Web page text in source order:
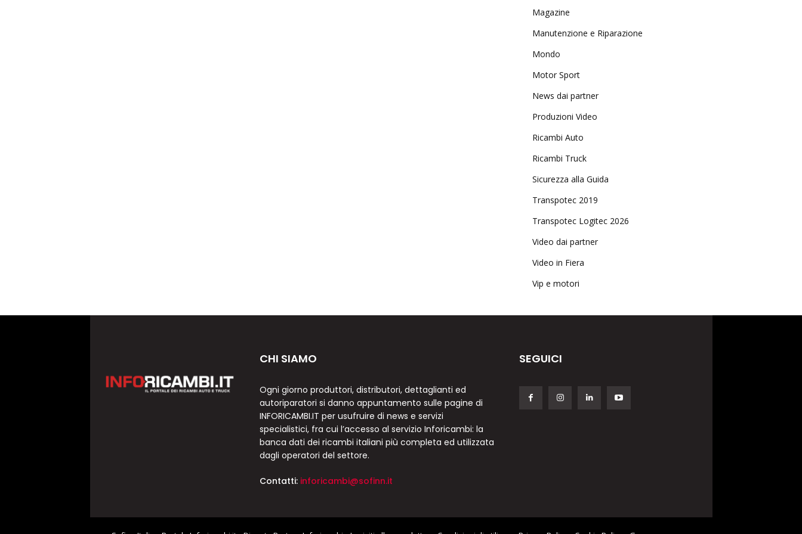
Magazine
Manutenzione e Riparazione
Mondo
Motor Sport
News dai partner
Produzioni Video
Ricambi Auto
Ricambi Truck
Sicurezza alla Guida
Transpotec 2019
Transpotec Logitec 2026
Video dai partner
Video in Fiera
Vip e motori
CHI SIAMO
Ogni giorno produttori, distributori, dettaglianti ed
autoriparatori si danno appuntamento sulle pagine di
INFORICAMBI.IT per usufruire di news e servizi
specialistici, fra cui l’accesso al servizio Inforicambi: la
banca dati dei ricambi italiani più completa ed utilizzata
dagli operatori del settore.
Contatti: inforicambi@sofinn.it
SEGUICI